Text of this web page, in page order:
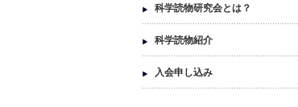
科学読物研究会とは？
科学読物紹介
入会申し込み